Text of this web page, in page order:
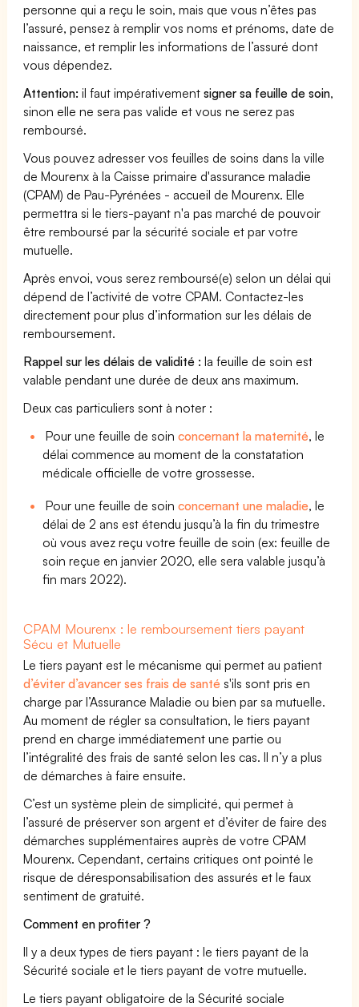
personne qui a reçu le soin, mais que vous n’êtes pas
l’assuré, pensez à remplir vos noms et prénoms, date de
naissance, et remplir les informations de l’assuré dont
vous dépendez.
Attention: il faut impérativementsigner sa feuille de soin,
sinon elle ne sera pas valide et vous ne serez pas
remboursé.
Vous pouvez adresser vos feuilles de soins dans la ville
de Mourenx à la Caisse primaire d'assurance maladie
(CPAM) de Pau-Pyrénées - accueil de Mourenx. Elle
permettra si le tiers-payant n'a pas marché de pouvoir
être remboursé par la sécurité sociale et par votre
mutuelle.
Après envoi, vous serez remboursé(e) selon un délai qui
dépend de l’activité de votre CPAM. Contactez-les
directement pour plus d’information sur les délais de
remboursement.
Rappel sur les délais de validité : la feuille de soin est
valable pendant une durée de deux ans maximum.
Deux cas particuliers sont à noter :
Pour une feuille de soinconcernant la maternité, le
délai commence au moment de la constatation
médicale officielle de votre grossesse.
Pour une feuille de soinconcernant une maladie, le
délai de 2 ans est étendu jusqu’à la fin du trimestre
où vous avez reçu votre feuille de soin (ex: feuille de
soin reçue en janvier 2020, elle sera valable jusqu’à
fin mars 2022).
CPAM Mourenx : le remboursement tiers payant
Sécu et Mutuelle
Le tiers payant est le mécanisme qui permet au patient
d’éviter d’avancer ses frais de santé s'ils sont pris en
charge par l’Assurance Maladie ou bien par sa mutuelle.
Au moment de régler sa consultation, le tiers payant
prend en charge immédiatement une partie ou
l’intégralité des frais de santé selon les cas. Il n’y a plus
de démarches à faire ensuite.
C’est un système plein de simplicité, qui permet à
l’assuré de préserver son argent et d’éviter de faire des
démarches supplémentaires auprès de votre CPAM
Mourenx. Cependant, certains critiques ont pointé le
risque de déresponsabilisation des assurés et le faux
sentiment de gratuité.
Comment en profiter ?
Il y a deux types de tiers payant : le tiers payant de la
Sécurité sociale et le tiers payant de votre mutuelle.
Le tiers payant obligatoire de la Sécurité sociale